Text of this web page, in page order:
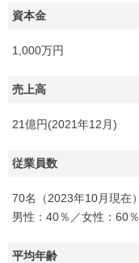
資本金
1,000万円
売上高
21億円(2021年12月)
従業員数
70名（2023年10月現在）
男性：40％／女性：60％
平均年齢